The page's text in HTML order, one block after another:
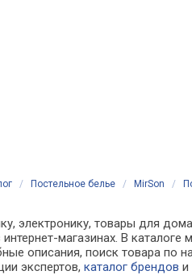
/ Постельное белье / MirSon /
электронику, товары для
магазинах. В
описания, поиск товара по
экспертов,каталог брендов и